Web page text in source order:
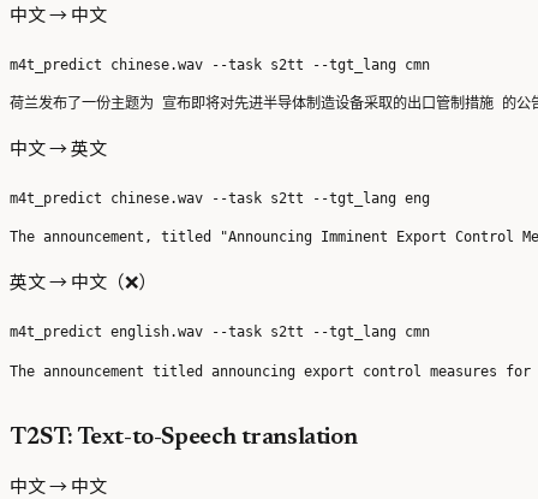
中文 → 中文
中文 → 英文
英文 → 中文（❌）
T2ST: Text-to-Speech translation
中文 → 中文